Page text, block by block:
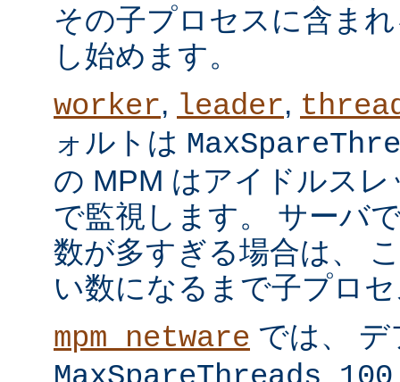
その子プロセスに含ま
し始めます。
worker, leader,
ォルトは
の MPM はアイドルス
で監視します。 サーバ
数が多すぎる場合は、
い数になるまで子プロ
mpm_netware では、